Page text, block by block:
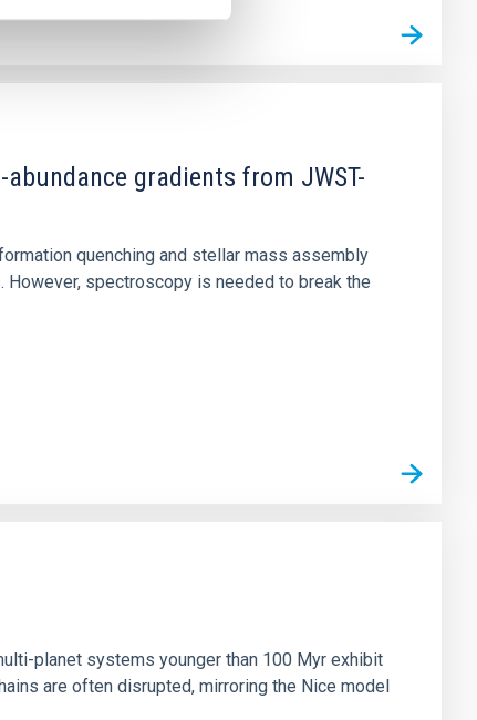
gradients from JWST-
quenching and stellar mass assembly
spectroscopy is needed to break the
planet systems younger than 100 Myr exhibit
are often disrupted, mirroring the Nice model